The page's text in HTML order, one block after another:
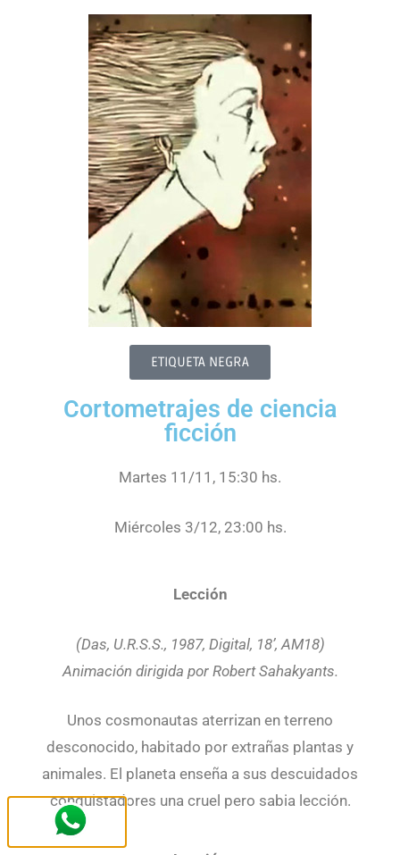
ETIQUETA NEGRA
Cortometrajes de ciencia
ficción
Martes 11/11, 15:30 hs.
Miércoles 3/12, 23:00 hs.
Lección
(Das, U.R.S.S., 1987, Digital, 18’, AM18)
Animación dirigida por Robert Sahakyants.
Unos cosmonautas aterrizan en terreno
desconocido, habitado por extrañas plantas y
animales. El planeta enseña a sus descuidados
conquistadores una cruel pero sabia lección.